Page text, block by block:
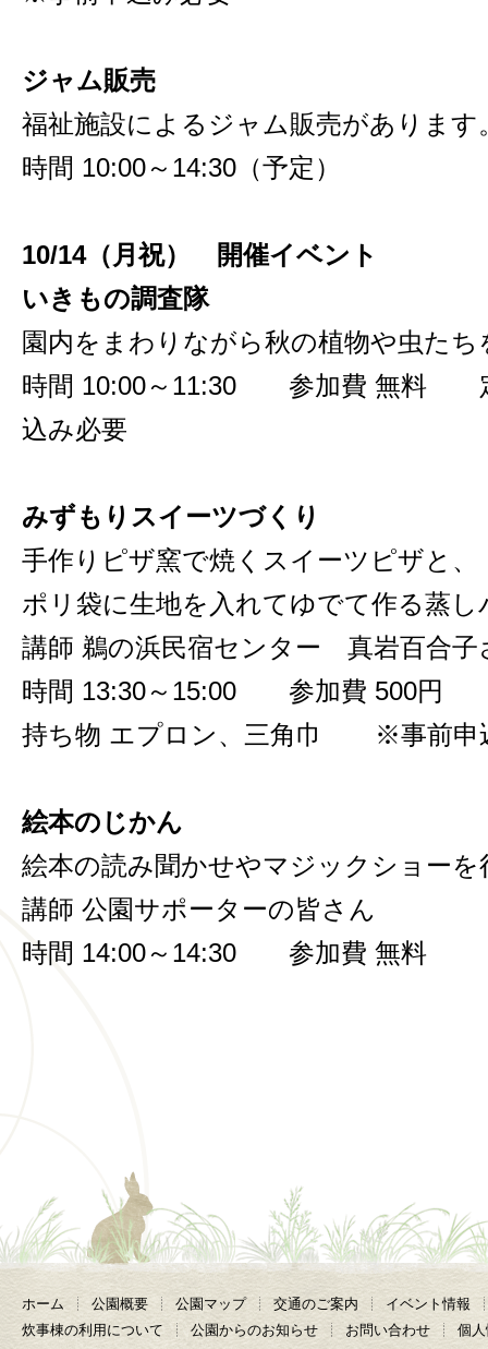
ジャム販売
福祉施設によるジャム販売があります
時間 10:00～14:30（予定）
10/14（月祝） 開催イベント
いきもの調査隊
園内をまわりながら秋の植物や虫た
時間 10:00～11:30 参加費 無料
込み必要
みずもりスイーツづくり
手作りピザ窯で焼くスイーツピザと、
ポリ袋に生地を入れてゆでて作る蒸
講師 鵜の浜民宿センター 真岩百合子
時間 13:30～15:00 参加費 500円
持ち物 エプロン、三角巾 ※事前申
絵本のじかん
絵本の読み聞かせやマジックショーを
講師 公園サポーターの皆さん
時間 14:00～14:30 参加費 無料
ホーム 公園概要 公園マップ 交通のご案内
イベント情報
炊事棟の利用について
公園からのお知らせ お問い合わせ 個